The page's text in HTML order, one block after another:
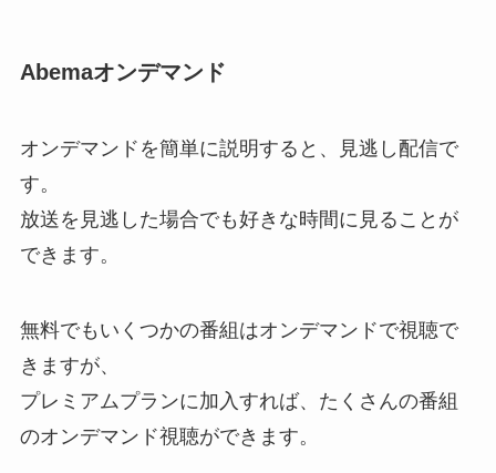
Abemaオンデマンド
オンデマンドを簡単に説明すると、見逃し配信で
す。
放送を見逃した場合でも好きな時間に見ることが
できます。
無料でもいくつかの番組はオンデマンドで視聴で
きますが、
プレミアムプランに加入すれば、たくさんの番組
のオンデマンド視聴ができます。